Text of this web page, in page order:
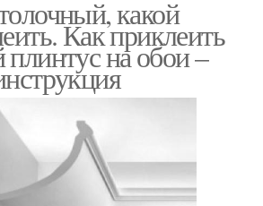
какой
Как приклеить
на обои –